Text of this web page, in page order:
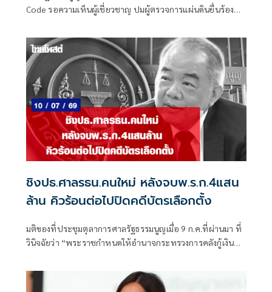
Code รอความเห็นผู้เชี่ยวชาญ ปมผู้ตรวจการแผ่นดินยื่นร้องส่อ
ชิงปธ.ศาลรธน.คนใหม่ หลังจบพ.ร.ก.4แสน
ล้าน คิวร้อนต่อไปปิดคดีบัตรเลือกตั้ง
มติของที่ประชุมตุลาการศาลรัฐธรรมนูญเมื่อ 9 ก.ค.ที่ผ่านมา ที่
วินิจฉัยว่า “พระราชกำหนดให้อำนาจกระทรวงการคลังกู้เงิน
และสร้างการเปลี่ยนผ่านด้านพลังงานของประเทศ พ.ศ.2569
หรือ พ.ร.ก.กู้เงิน 4 แสนล้านบาท” ที่ออกโดยมติคณะรัฐมนตรี